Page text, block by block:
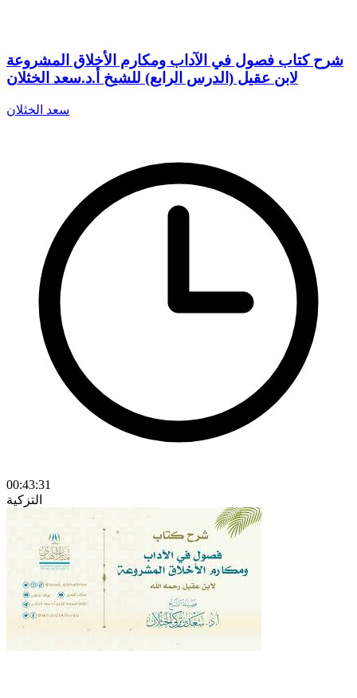
شرح كتاب فصول في الآداب ومكارم الأخلاق المشروعة
لابن عقيل (الدرس الرابع) للشيخ أ.د.سعد الخثلان
سعد الخثلان
00:43:31
التزكية